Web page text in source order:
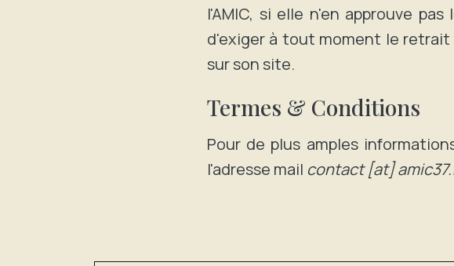
l'AMIC, si elle n'en approuve
d'exiger à tout moment le
sur son site.
Termes & Conditions
Pour de plus amples
l'adresse mail contact [at]